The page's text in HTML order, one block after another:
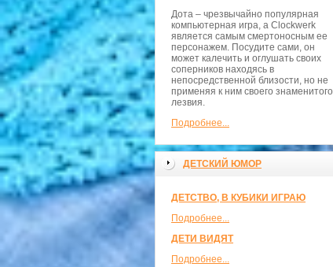
Дота – чрезвычайно популярная
компьютерная игра, а Clockwerk
является самым смертоносным ее
персонажем. Посудите сами, он
может калечить и оглушать своих
соперников находясь в
непосредственной близости, но не
применяя к ним своего знаменитого
лезвия.
Подробнее...
ДЕТСКИЙ ЮМОР
ДЕТСТВО, В КУБИКИ ИГРАЮ
Подробнее...
ДЕТИ ВИДЯТ
Подробнее...